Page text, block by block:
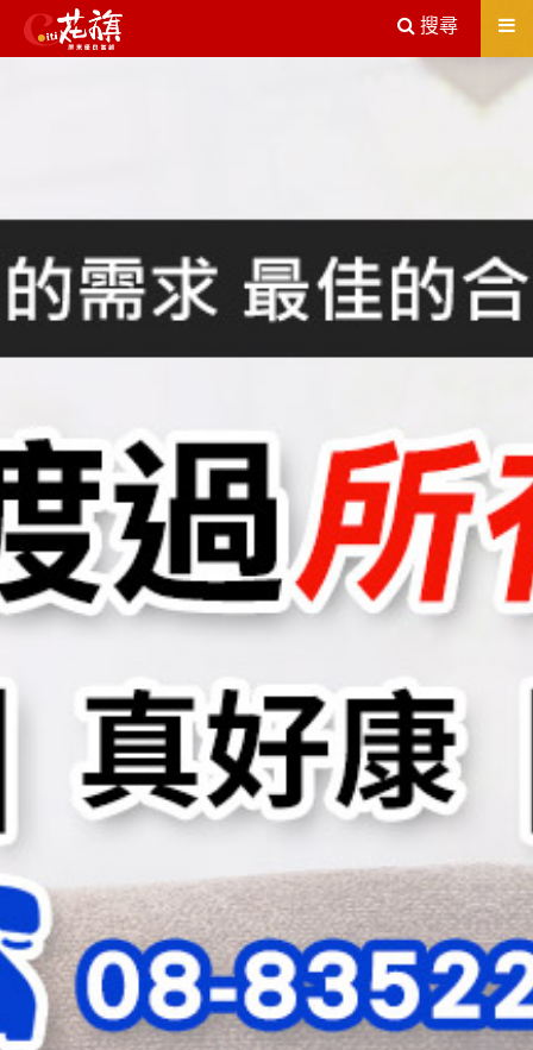
屏東機車借款解決您所有的借貸疑慮，完全了解、滿意再貸！
送出
搜尋